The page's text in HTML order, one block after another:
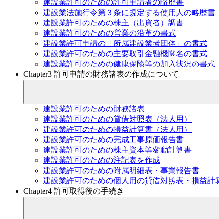
建設業許可のための許可申請者の略歴書
建設業法施行令第３条に規定する使用人の略歴書
建設業許可のための株主（出資者）調書
建設業許可のための営業の沿革の書式
建設業許可申請の「所属建設業者団体」の書式
建設業許可のための主要取引金融機関名の書式
建設業許可のための健康保険等の加入状況の書式
Chapter3 許可申請の財務諸表の作成について
建設業許可のための財務諸表
建設業許可のための貸借対照表（法人用）
建設業許可のための損益計算書（法人用）
建設業許可のための完成工事原価報告書
建設業許可のための株主資本等変動計算書
建設業許可のための注記表を作成
建設業許可のための附属明細表・事業報告書
建設業許可のための個人用の貸借対照表・損益計
Chapter4 許可取得後の手続き